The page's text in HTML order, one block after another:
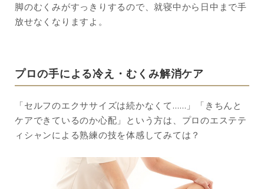
脚のむくみがすっきりするので、就寝中から日中まで手
放せなくなりますよ。
プロの手による冷え・むくみ解消ケア
「セルフのエクササイズは続かなくて……」「きちんと
ケアできているのか心配」という方は、プロのエステテ
ィシャンによる熟練の技を体感してみては？